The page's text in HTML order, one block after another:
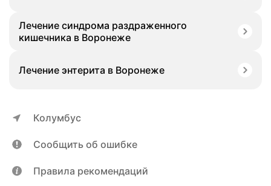
Лечение синдрома раздраженного
кишечника в Воронеже
Лечение энтерита в Воронеже
Колумбус
Сообщить об ошибке
Правила рекомендаций